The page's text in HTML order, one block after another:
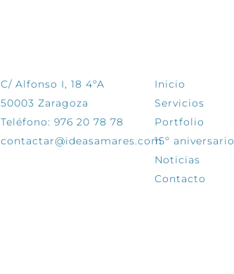
C/ Alfonso I, 18 4ºA
50003 Zaragoza
Teléfono: 976 20 78 78
contactar@ideasamares.com
Inicio
Servicios
Portfolio
15º aniversario
Noticias
Contacto